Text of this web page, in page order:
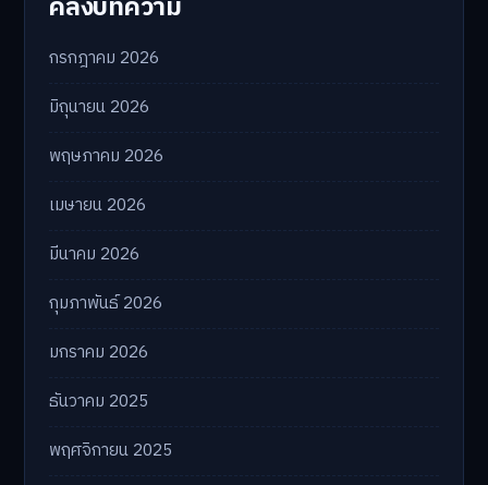
กรกฎาคม 2026
มิถุนายน 2026
พฤษภาคม 2026
เมษายน 2026
มีนาคม 2026
กุมภาพันธ์ 2026
มกราคม 2026
ธันวาคม 2025
พฤศจิกายน 2025